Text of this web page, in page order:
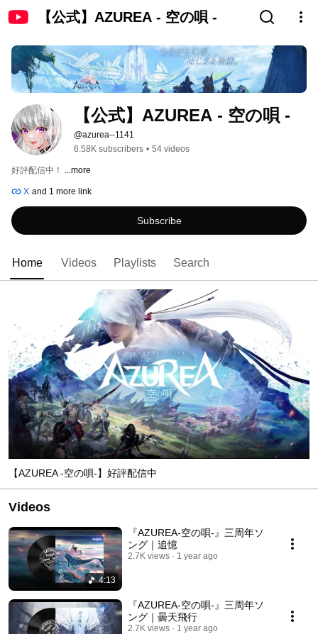
【公式】AZUREA - 空の唄 -
【公式】AZUREA - 空の唄 -
@azurea--1141
6.58K subscribers • 54 videos
好評配信中！ ...more
X and 1 more link
Subscribe
Home Videos Playlists Search
【AZUREA -空の唄-】好評配信中
Videos
4:13
『AZUREA-空の唄-』三周年ソ
ング｜追憶
2.7K views 1 year ago
『AZUREA-空の唄-』三周年ソ
ング｜曇天飛行
2.7K views 1 year ago